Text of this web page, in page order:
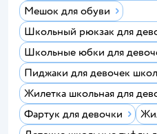
Мешок для обуви
Школьный рюкзак для
Школьные юбки для
Пиджаки для девочек
Жилетка школьная для
Фартук для девочки